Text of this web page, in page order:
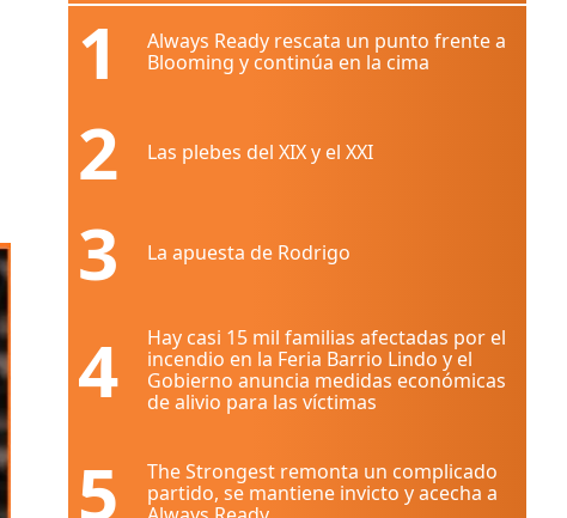
1
Always Ready rescata un punto frente a
Blooming y continúa en la cima
2 Las plebes del XIX y el XXI
3 La apuesta de Rodrigo
4
Hay casi 15 mil familias afectadas por el
incendio en la Feria Barrio Lindo y el
Gobierno anuncia medidas económicas
de alivio para las víctimas
5
The Strongest remonta un complicado
partido, se mantiene invicto y acecha a